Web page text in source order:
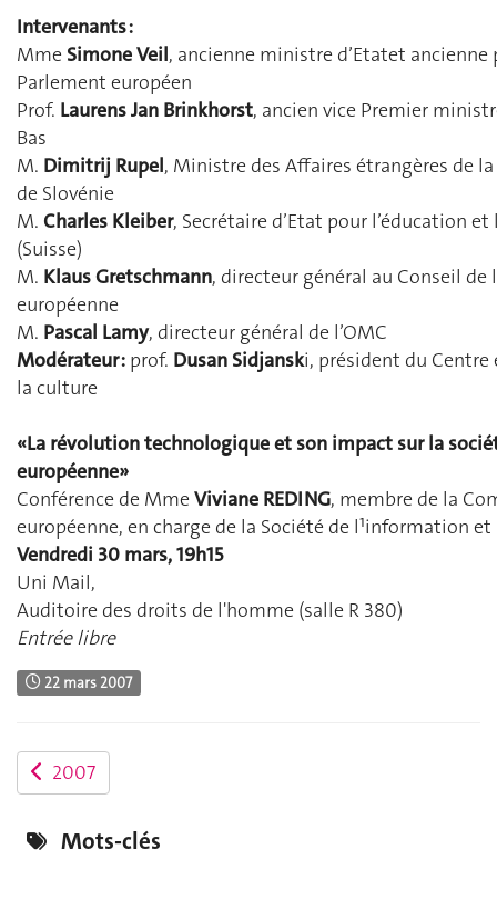
Intervenants :
Mme Simone Veil, ancienne ministre d’Etatet
Parlement européen
Prof. Laurens Jan Brinkhorst, ancien vice Premier
Bas
M. Dimitrij Rupel, Ministre des Affaires étrangères de
de Slovénie
M. Charles Kleiber, Secrétaire d’Etat pour l’éducation et
(Suisse)
M. Klaus Gretschmann, directeur général au Conseil de
européenne
M. Pascal Lamy, directeur général de l’OMC
Modérateur : prof. Dusan Sidjanski, président du Centre
la culture
«La révolution technologique et son impact sur la
européenne»
Conférence de MmeViviane REDING, membre de la
européenne, en charge de la Société de l¹information
Vendredi 30 mars, 19h15
Uni Mail,
Auditoire des droits de l'homme (salle R 380)
Entrée libre
22 mars 2007
2007
Mots-clés